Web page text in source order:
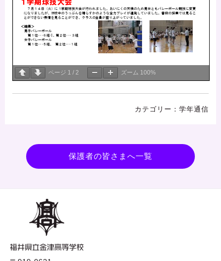
ページ 1 / 2 ズーム 100%
学年通信
保護者の皆さまへ一覧